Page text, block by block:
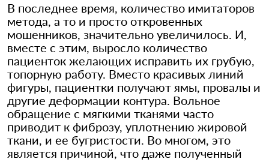
В последнее время, количество имитаторов
метода, а то и просто откровенных
мошенников, значительно увеличилось. И,
вместе с этим, выросло количество
пациенток желающих исправить их грубую,
топорную работу. Вместо красивых линий
фигуры, пациентки получают ямы, провалы и
другие деформации контура. Вольное
обращение с мягкими тканями часто
приводит к фиброзу, уплотнению жировой
ткани, и ее бугристости. Во многом, это
является причиной, что даже полученный